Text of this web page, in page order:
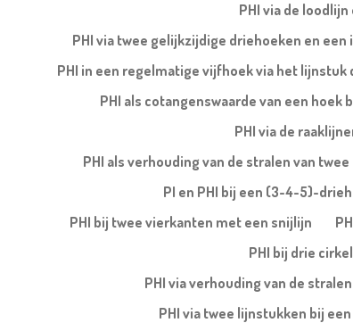
PHI via de
PHI via twee gelijkzijdige driehoeken en
PHI in een regelmatige vijfhoek via het
PHI als cotangenswaarde van een hoek
PHI via de
PHI als verhouding van de stralen van
PI en PHI bij een (3-4-5)-
PHI bij twee vierkanten met een snijlijn
PHI bij drie
PHI via verhouding van de
PHI via twee lijnstukken bij